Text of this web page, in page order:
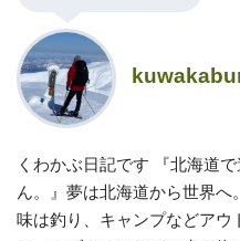
くわかぶ日記です 『北海道
ん。』夢は北海道から世界
味は釣り、キャンプなどア